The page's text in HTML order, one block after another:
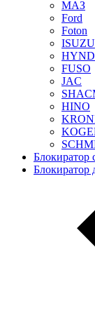
МАЗ
Ford
Foton
ISUZU
FUSO
JAC
HINO
Блокиратор
Блокиратор